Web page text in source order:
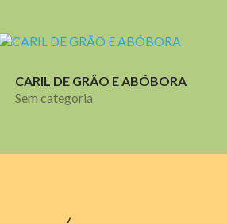
CARIL DE GRÃO E ABÓBORA
Sem categoria